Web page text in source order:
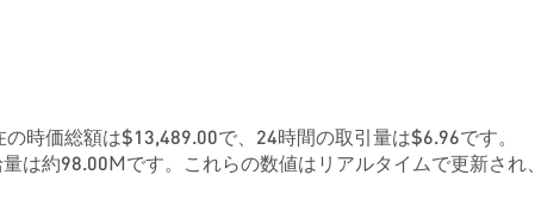
時価総額は$13,489.00で、24時間の取引量は$6.96です。
は約98.00Mです。これらの数値はリアルタイムで更新され